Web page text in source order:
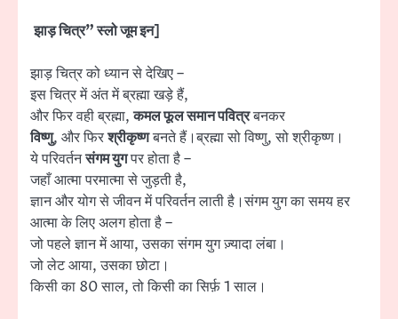
झाड़ चित्र” स्लो जूम इन]
झाड़ चित्र को ध्यान से देखिए –
इस चित्र में अंत में ब्रह्मा खड़े हैं,
और फिर वही ब्रह्मा,कमल फूल समान पवित्रबनकर
विष्णु, और फिरश्रीकृष्णबनते हैं।ब्रह्मा सो विष्णु, सो श्रीकृष्ण।
ये परिवर्तनसंगम युगपर होता है –
जहाँ आत्मा परमात्मा से जुड़ती है,
ज्ञान और योग से जीवन में परिवर्तन लाती है।संगम युग का समय हर
आत्मा के लिए अलग होता है –
जो पहले ज्ञान में आया, उसका संगम युग ज़्यादा लंबा।
जो लेट आया, उसका छोटा।
किसी का 80 साल, तो किसी का सिर्फ़ 1 साल।